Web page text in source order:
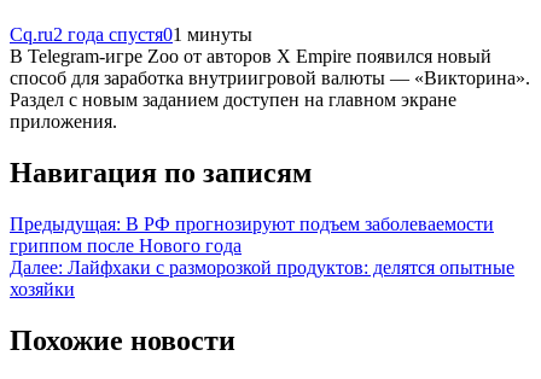
Cq.ru2 года спустя01 минуты
В Telegram-игре Zoo от авторов X Empire появился новый
способ для заработка внутриигровой валюты — «Викторина».
Раздел с новым заданием доступен на главном экране
приложения.
Навигация по записям
Предыдущая: В РФ прогнозируют подъем заболеваемости
гриппом после Нового года
Далее: Лайфхаки с разморозкой продуктов: делятся опытные
хозяйки
Похожие новости